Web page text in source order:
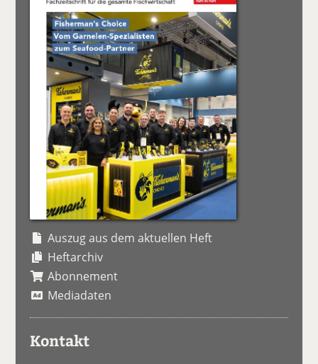
Auszug aus dem aktuellen Heft
Heftarchiv
Abonnement
Mediadaten
Kontakt